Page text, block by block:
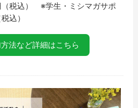
税込） ※学生・ミシマガサポ
込）
法など詳細はこちら